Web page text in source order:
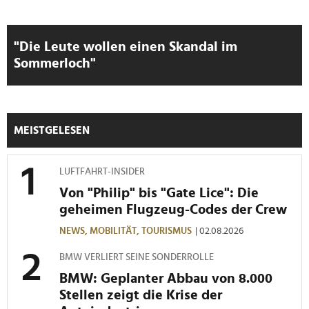
gesammelt haben.
"Die Leute wollen einen Skandal im
Sommerloch"
MEISTGELESEN
LUFTFAHRT-INSIDER
Von "Philip" bis "Gate Lice": Die
geheimen Flugzeug-Codes der Crew
NEWS, MOBILITÄT, TOURISMUS | 02.08.2026
BMW VERLIERT SEINE SONDERROLLE
BMW: Geplanter Abbau von 8.000
Stellen zeigt die Krise der